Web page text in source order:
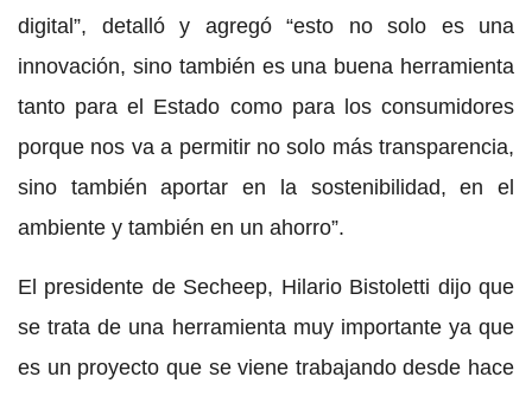
digital”, detalló y agregó “esto no solo es una
innovación, sino también es una buena herramienta
tanto para el Estado como para los consumidores
porque nos va a permitir no solo más transparencia,
sino también aportar en la sostenibilidad, en el
ambiente y también en un ahorro”.
El presidente de Secheep, Hilario Bistoletti dijo que
se trata de una herramienta muy importante ya que
es un proyecto que se viene trabajando desde hace